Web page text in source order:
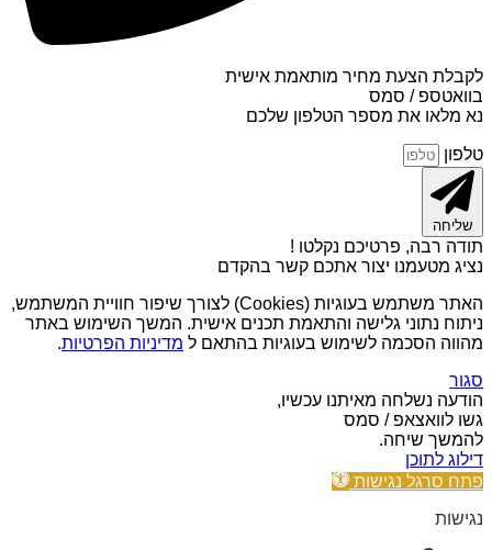
לקבלת הצעת מחיר מותאמת אישית
בוואטספ / סמס
נא מלאו את מספר הטלפון שלכם
טלפון
שליחה
תודה רבה, פרטיכם נקלטו !
נציג מטעמנו יצור אתכם קשר בהקדם
האתר משתמש בעוגיות (Cookies) לצורך שיפור חוויית המשתמש,
ניתוח נתוני גלישה והתאמת תכנים אישית. המשך השימוש באתר
מהווה הסכמה לשימוש בעוגיות בהתאם ל מדיניות הפרטיות.
סגור
הודעה נשלחה מאיתנו עכשיו,
גשו לוואצאפ / סמס
להמשך שיחה.
דילוג לתוכן
פתח סרגל נגישות
נגישות